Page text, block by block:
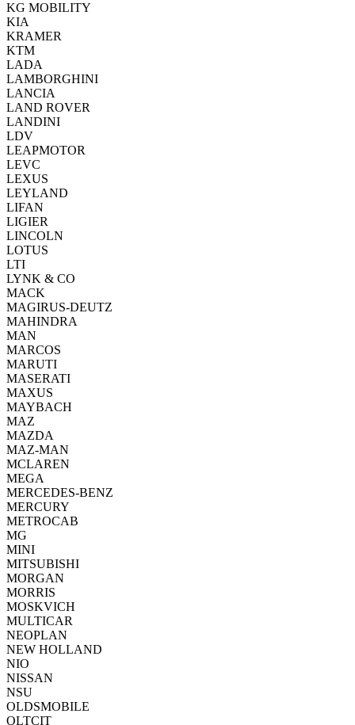
KG MOBILITY
KIA
KRAMER
KTM
LADA
LAMBORGHINI
LANCIA
LAND ROVER
LANDINI
LDV
LEAPMOTOR
LEVC
LEXUS
LEYLAND
LIFAN
LIGIER
LINCOLN
LOTUS
LTI
LYNK & CO
MACK
MAGIRUS-DEUTZ
MAHINDRA
MAN
MARCOS
MARUTI
MASERATI
MAXUS
MAYBACH
MAZ
MAZDA
MAZ-MAN
MCLAREN
MEGA
MERCEDES-BENZ
MERCURY
METROCAB
MG
MINI
MITSUBISHI
MORGAN
MORRIS
MOSKVICH
MULTICAR
NEOPLAN
NEW HOLLAND
NIO
NISSAN
NSU
OLDSMOBILE
OLTCIT